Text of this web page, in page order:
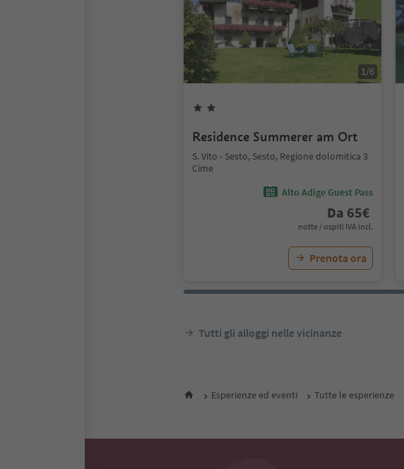
1/6
Residence Summerer am Ort
S. Vito - Sesto, Sesto, Regione dolomitica 3
Cime
Alto Adige Guest Pass
Da 65€
notte / ospiti IVA incl.
Prenota ora
Tutti gli alloggi nelle vicinanze
Esperienze ed eventi Tutte le esperienze